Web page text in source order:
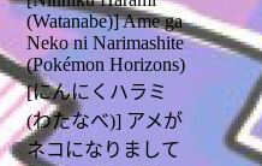
(Watanabe)] Ame ga
Neko ni Narimashite
(Pokémon Horizons)
[にんにくハラミ
(わたなべ)] アメが
ネコになりまして